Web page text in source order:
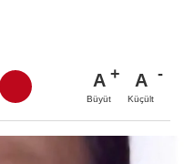
A
Büyüt
A
Küçült